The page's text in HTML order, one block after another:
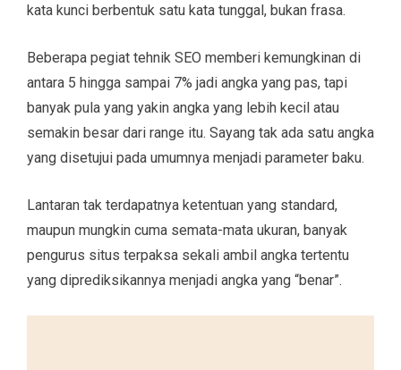
kata kunci berbentuk satu kata tunggal, bukan frasa.
Beberapa pegiat tehnik SEO memberi kemungkinan di
antara 5 hingga sampai 7% jadi angka yang pas, tapi
banyak pula yang yakin angka yang lebih kecil atau
semakin besar dari range itu. Sayang tak ada satu angka
yang disetujui pada umumnya menjadi parameter baku.
Lantaran tak terdapatnya ketentuan yang standard,
maupun mungkin cuma semata-mata ukuran, banyak
pengurus situs terpaksa sekali ambil angka tertentu
yang diprediksikannya menjadi angka yang “benar”.